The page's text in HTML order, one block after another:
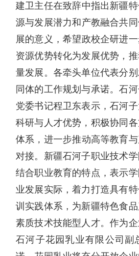
建卫主任在致辞中指出新疆
源与发展潜力和产教融合共
展的意义 ，希望政校企研进
资源优势转化为发展优势，
量发展。各牵头单位代表分
同体的工作规划与承诺。石
党委书记程卫东表示，石河
科研与人才优势，积极协同
体系， 进一步推动高等教育
对接。新疆石河子职业技术
结合职业教育的特点，表示
业发展实际，着力打造具有
训实践体系，为新疆特色食
素质技术技能型人才。作为
石河子花园乳业有限公司副